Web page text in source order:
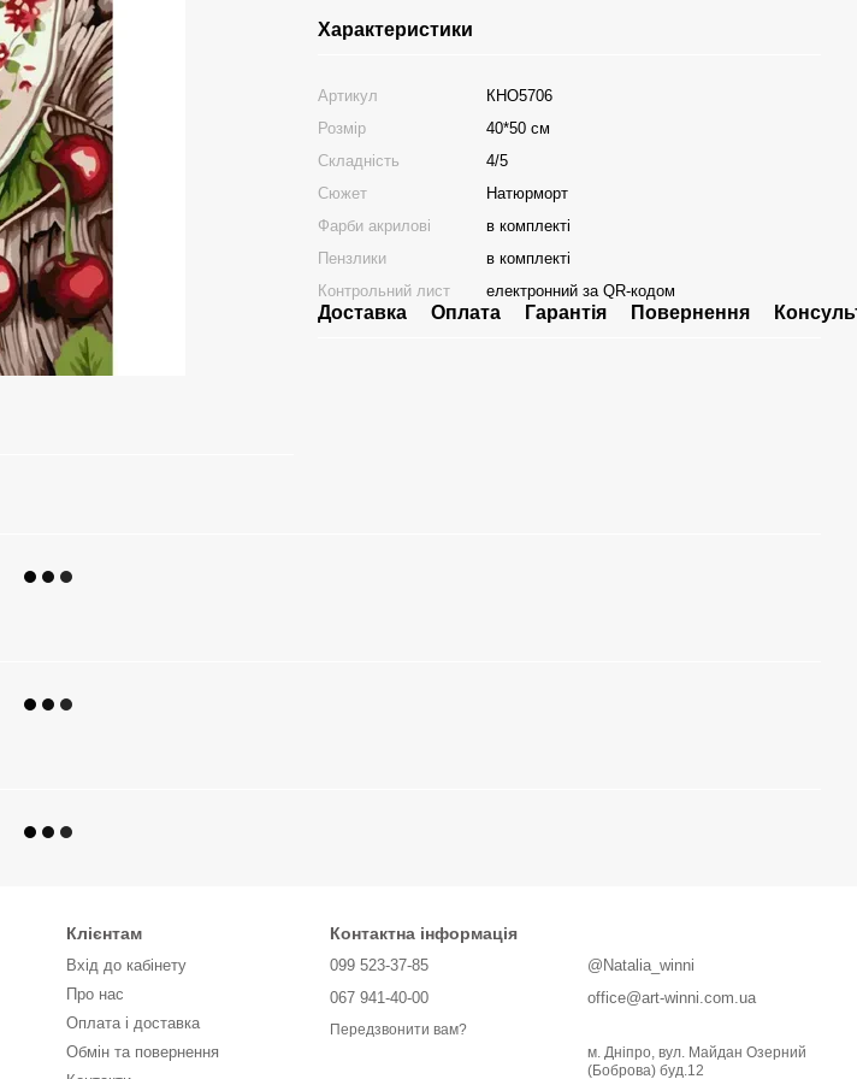
Характеристики
Артикул
КНО5706
Розмір
40*50 см
Складність
4/5
Сюжет
Натюрморт
Фарби акрилові
в комплекті
Пензлики
в комплекті
Контрольний лист
електронний за QR-кодом
Доставка Оплата Гарантія Повернення
Клієнтам
Вхід до кабінету
Про нас
Оплата і доставка
Обмін та повернення
Контактна інформація
099 523-37-85
067 941-40-00
Передзвонити вам?
@Natalia_winni
office@art-winni.com.ua
м. Дніпро, вул. Майдан Озерний
(Боброва) буд.12